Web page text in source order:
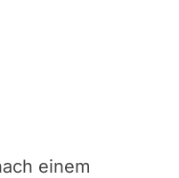
einem